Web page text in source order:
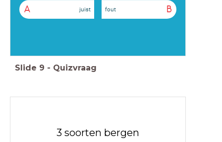
A juist B
fout
Slide 9 - Quizvraag
3 soorten bergen